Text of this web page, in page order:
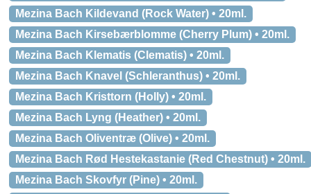
Mezina Bach Kildevand (Rock Water) • 20ml.
Mezina Bach Kirsebærblomme (Cherry Plum) • 20ml.
Mezina Bach Klematis (Clematis) • 20ml.
Mezina Bach Knavel (Schleranthus) • 20ml.
Mezina Bach Kristtorn (Holly) • 20ml.
Mezina Bach Lyng (Heather) • 20ml.
Mezina Bach Oliventræ (Olive) • 20ml.
Mezina Bach Rød Hestekastanie (Red Chestnut) • 20ml.
Mezina Bach Skovfyr (Pine) • 20ml.